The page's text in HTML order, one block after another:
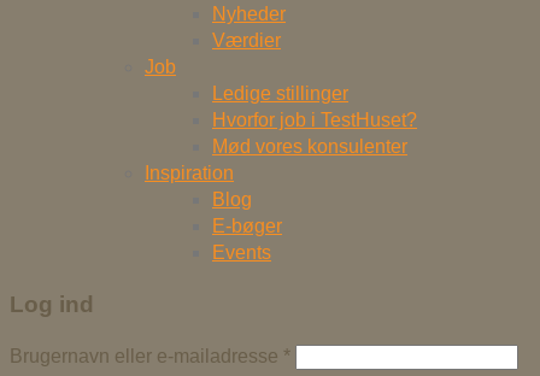
Nyheder
Værdier
Job
Ledige stillinger
Hvorfor job i TestHuset?
Mød vores konsulenter
Inspiration
Blog
E-bøger
Events
Log ind
Brugernavn eller e-mailadresse *